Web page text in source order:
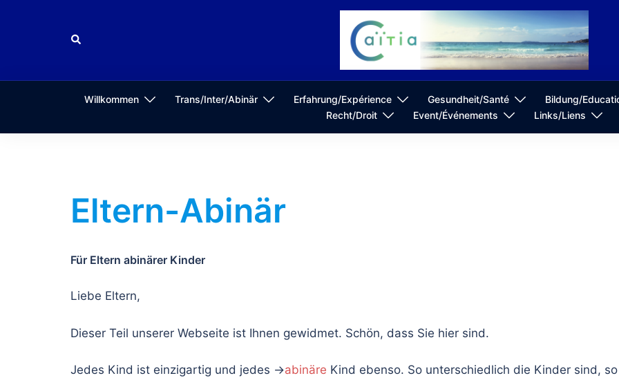
Suche
Willkommen Trans/Inter/Abinär Erfahrung/Expérience Gesundheit/Santé Bildung/
Recht/Droit
Event/Événements Links/Liens
Eltern-Abinär
Für Eltern abinärer Kinder
Liebe Eltern,
Dieser Teil unserer Webseite ist Ihnen gewidmet. Schön, dass Sie hier sind.
Jedes Kind ist einzigartig und jedes →abinäre Kind ebenso. So unterschiedlich die Kinder sind, so